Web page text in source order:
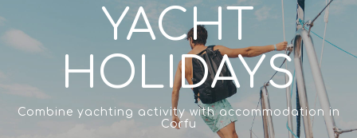
YACHT
HOLIDAYS
Combine yachting activity with accommodation in
Corfu